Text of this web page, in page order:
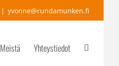
| yvonne@rundamunken.fi
Meistä Yhteystiedot